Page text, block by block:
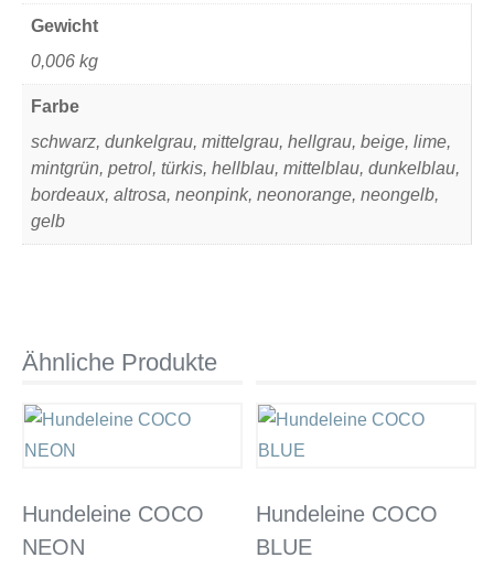
Gewicht
0,006 kg
Farbe
schwarz, dunkelgrau, mittelgrau, hellgrau, beige, lime,
mintgrün, petrol, türkis, hellblau, mittelblau, dunkelblau,
bordeaux, altrosa, neonpink, neonorange, neongelb,
gelb
Ähnliche Produkte
Hundeleine COCO
NEON
Hundeleine COCO
BLUE